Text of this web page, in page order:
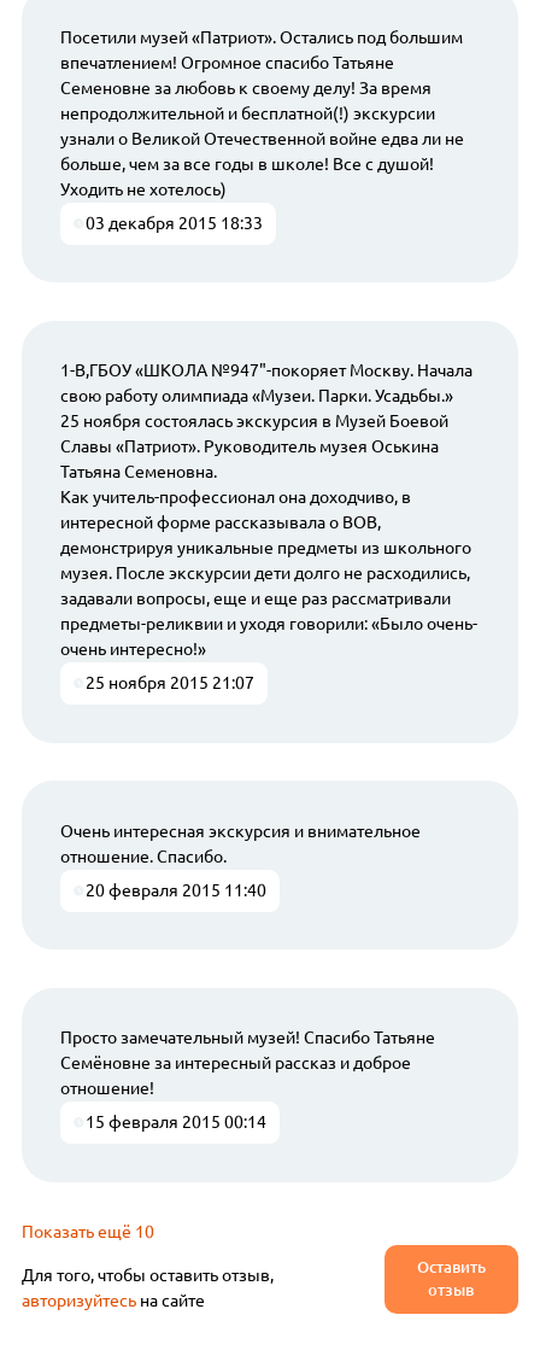
Посетили музей «Патриот». Остались под большим
впечатлением! Огромное спасибо Татьяне
Семеновне за любовь к своему делу! За время
непродолжительной и бесплатной(!) экскурсии
узнали о Великой Отечественной войне едва ли не
больше, чем за все годы в школе! Все с душой!
Уходить не хотелось)
03 декабря 2015 18:33
1-В,ГБОУ «ШКОЛА №947"-покоряет Москву. Начала
свою работу олимпиада «Музеи. Парки. Усадьбы.»
25 ноября состоялась экскурсия в Музей Боевой
Славы «Патриот». Руководитель музея Оськина
Татьяна Семеновна.
Как учитель-профессионал она доходчиво, в
интересной форме рассказывала о ВОВ,
демонстрируя уникальные предметы из школьного
музея. После экскурсии дети долго не расходились,
задавали вопросы, еще и еще раз рассматривали
предметы-реликвии и уходя говорили: «Было очень-
очень интересно!»
25 ноября 2015 21:07
Очень интересная экскурсия и внимательное
отношение. Спасибо.
20 февраля 2015 11:40
Просто замечательный музей! Спасибо Татьяне
Семёновне за интересный рассказ и доброе
отношение!
15 февраля 2015 00:14
Показать ещё 10
Для того, чтобы оставить отзыв,
авторизуйтесь на сайте
Оставить
отзыв